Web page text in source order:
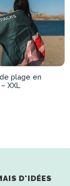
plage en
XXL
D'IDÉES